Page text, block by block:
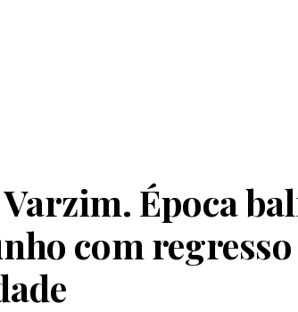
Varzim. Época
com